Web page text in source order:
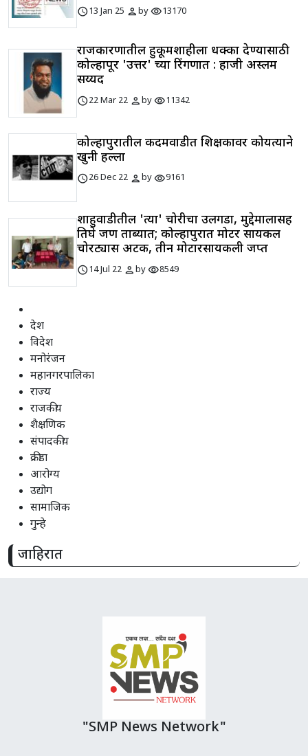
schedule13 Jan 25 personbyvisibility13170
राजकारणातील हुकूमशाहीला धक्का देण्यासाठी
कोल्हापूर 'उत्तर' च्या रिंगणात : हाजी अस्लम
सय्यद
schedule22 Mar 22 personbyvisibility11342
कोल्हापुरातील कदमवाडीत शिक्षकावर कोयत्याने
खुनी हल्ला
schedule26 Dec 22 personbyvisibility9161
शाहुवाडीतील 'त्या' चोरीचा उलगडा, मुद्देमालासह
तिघे जण ताब्यात; कोल्हापुरात मोटर सायकल
चोरट्यास अटक, तीन मोटारसायकली जप्त
schedule14 Jul 22 personbyvisibility8549
देश
विदेश
मनोरंजन
महानगरपालिका
राज्य
राजकीय
शैक्षणिक
संपादकीय
क्रीडा
आरोग्य
उद्योग
सामाजिक
गुन्हे
जाहिरात
"SMP News Network"